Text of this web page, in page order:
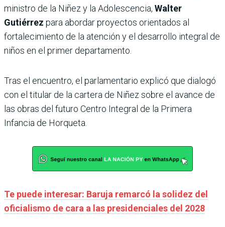
ministro de la Niñez y la Adolescencia, Walter
Gutiérrez para abordar proyectos orientados al
fortalecimiento de la atención y el desarrollo integral de
niños en el primer departamento.
Tras el encuentro, el parlamentario explicó que dialogó
con el titular de la cartera de Niñez sobre el avance de
las obras del futuro Centro Integral de la Primera
Infancia de Horqueta.
Te puede interesar: Baruja remarcó la solidez del
oficialismo de cara a las presidenciales del 2028